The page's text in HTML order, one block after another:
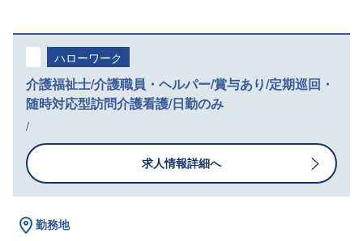
ハローワーク
介護福祉士/介護職員・ヘルパー/賞与あり/定期巡回・
随時対応型訪問介護看護/日勤のみ
/
求人情報詳細へ
勤務地